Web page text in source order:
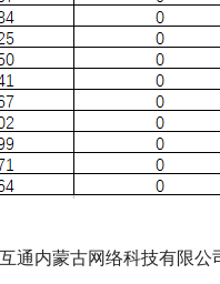
通内蒙古网络科技有限公